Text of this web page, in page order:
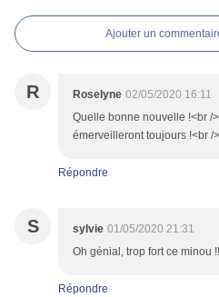
Ajouter un
R Roselyne 02/05/2020 16:11
Quelle bonne nouvelle !<br /
émerveilleront toujours !<br /
Répondre
S sylvie 01/05/2020 21:31
Oh génial, trop fort ce minou
Répondre